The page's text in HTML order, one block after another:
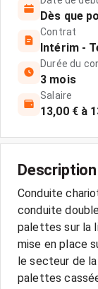
Dès que
Contrat
Intérim -
Durée du
3 mois
Salaire
13,00 € à
Conduite
conduite
palettes sur la
mise en place
le secteur de